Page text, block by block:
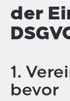
der
1.
bevor